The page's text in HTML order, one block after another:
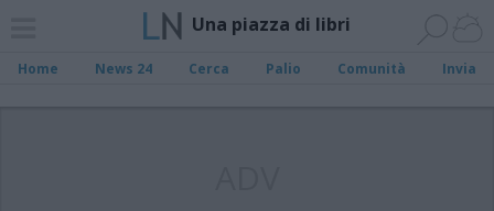
Una piazza di libri
Home News 24 Cerca Palio Comunità Invia